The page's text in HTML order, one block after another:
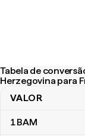
Tabela de
Herzegovina para
Tabela de
VALOR
1BAM